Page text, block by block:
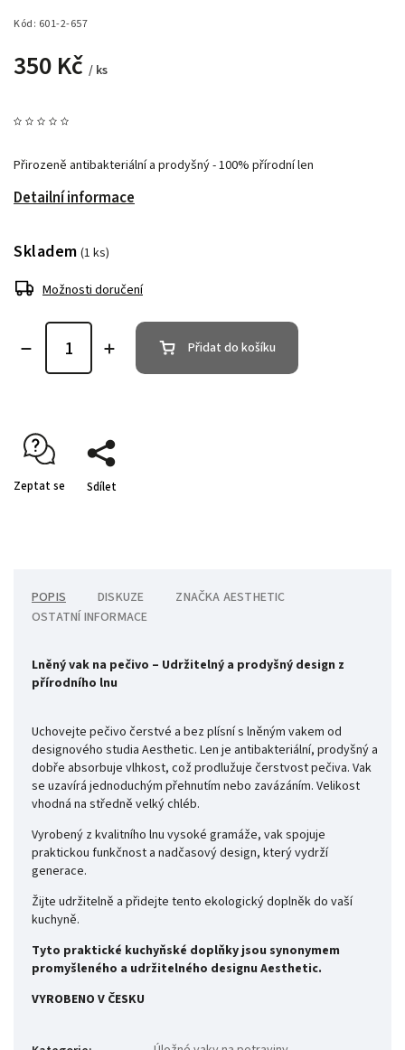
Kód: 601-2-657
350 Kč / ks
Přirozeně antibakteriální a prodyšný - 100% přírodní len
Detailní informace
Skladem (1 ks)
Možnosti doručení
Přidat do košíku
Zeptat se Sdílet
POPIS DISKUZE ZNAČKA AESTHETIC
OSTATNÍ INFORMACE
Lněný vak na pečivo – Udržitelný a prodyšný design z
přírodního lnu
Uchovejte pečivo čerstvé a bez plísní s lněným vakem od
designového studia Aesthetic. Len je antibakteriální, prodyšný a
dobře absorbuje vlhkost, což prodlužuje čerstvost pečiva. Vak
se uzavírá jednoduchým přehnutím nebo zavázáním. Velikost
vhodná na středně velký chléb.
Vyrobený z kvalitního lnu vysoké gramáže, vak spojuje
praktickou funkčnost a nadčasový design, který vydrží
generace.
Žijte udržitelně a přidejte tento ekologický doplněk do vaší
kuchyně.
Tyto praktické kuchyňské doplňky jsou synonymem
promyšleného a udržitelného designu Aesthetic.
VYROBENO V ČESKU